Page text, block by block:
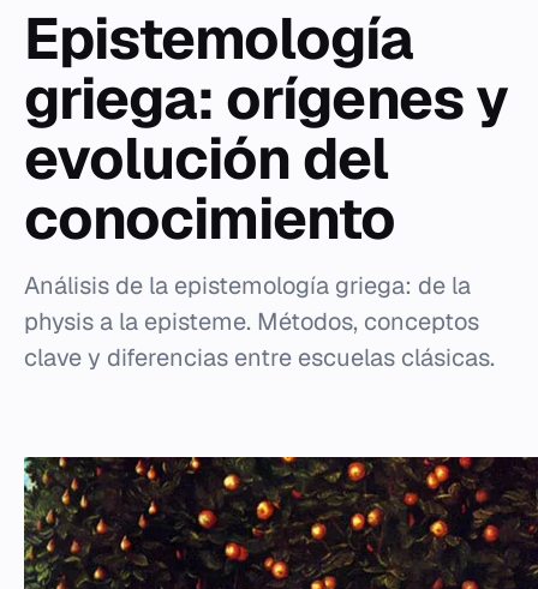
Epistemología
griega: orígenes y
evolución del
conocimiento
Análisis de la epistemología griega: de la
physis a la episteme. Métodos, conceptos
clave y diferencias entre escuelas clásicas.